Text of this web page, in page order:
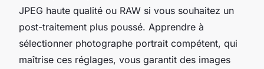
JPEG haute qualité ou RAW si vous souhaitez un
post-traitement plus poussé. Apprendre à
sélectionner photographe portrait compétent, qui
maîtrise ces réglages, vous garantit des images